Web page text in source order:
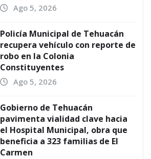
Ago 5, 2026
Policía Municipal de Tehuacán
recupera vehículo con reporte de
robo en la Colonia
Constituyentes
Ago 5, 2026
Gobierno de Tehuacán
pavimenta vialidad clave hacia
el Hospital Municipal, obra que
beneficia a 323 familias de El
Carmen